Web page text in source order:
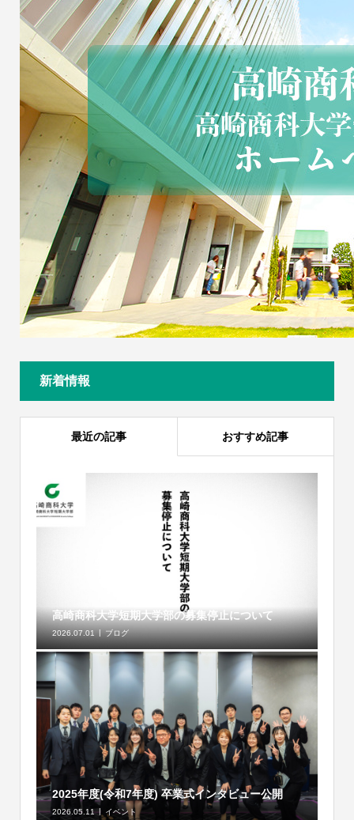
新着情報
最近の記事 おすすめ記事
高崎商科大学短期大学部の募集停止について
2026.07.01 ブログ
2025年度(令和7年度) 卒業式インタビュー公開
2026.05.11 イベント